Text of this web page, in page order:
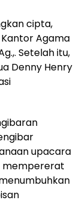
cipta,
Agama
Setelah itu,
Denny Henry
upacara
mempererat